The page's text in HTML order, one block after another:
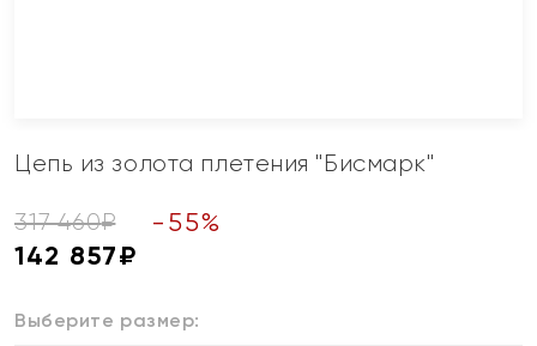
Цепь из золота плетения "Бисмарк"
317 460₽ - 55%
142 857₽
Выберите размер: